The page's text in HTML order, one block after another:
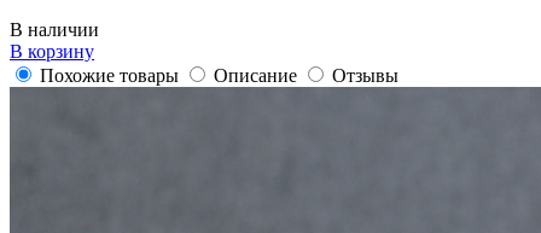
В наличии
В корзину
Похожие товары
Описание Отзывы